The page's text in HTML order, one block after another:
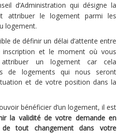
d’Administration qui désigne la
attribuer le logement parmi les
logement.
de définir un délai d’attente entre
et le moment où vous
un logement car cela
de logements qui nous seront
et de votre position dans la
bénéficier d’un logement, il est
la validité de votre demande en
tout changement dans votre